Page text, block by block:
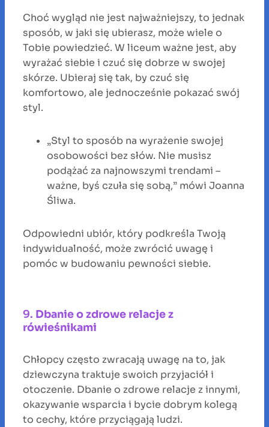
Choć wygląd nie jest najważniejszy, to jednak
sposób, w jaki się ubierasz, może wiele o
Tobie powiedzieć. W liceum ważne jest, aby
wyrażać siebie i czuć się dobrze w swojej
skórze. Ubieraj się tak, by czuć się
komfortowo, ale jednocześnie pokazać swój
styl.
„Styl to sposób na wyrażenie swojej
osobowości bez słów. Nie musisz
podążać za najnowszymi trendami –
ważne, byś czuła się sobą,” mówi Joanna
Śliwa.
Odpowiedni ubiór, który podkreśla Twoją
indywidualność, może zwrócić uwagę i
pomóc w budowaniu pewności siebie.
9. Dbanie o zdrowe relacje z
rówieśnikami
Chłopcy często zwracają uwagę na to, jak
dziewczyna traktuje swoich przyjaciół i
otoczenie. Dbanie o zdrowe relacje z innymi,
okazywanie wsparcia i bycie dobrym kolegą
to cechy, które przyciągają ludzi.